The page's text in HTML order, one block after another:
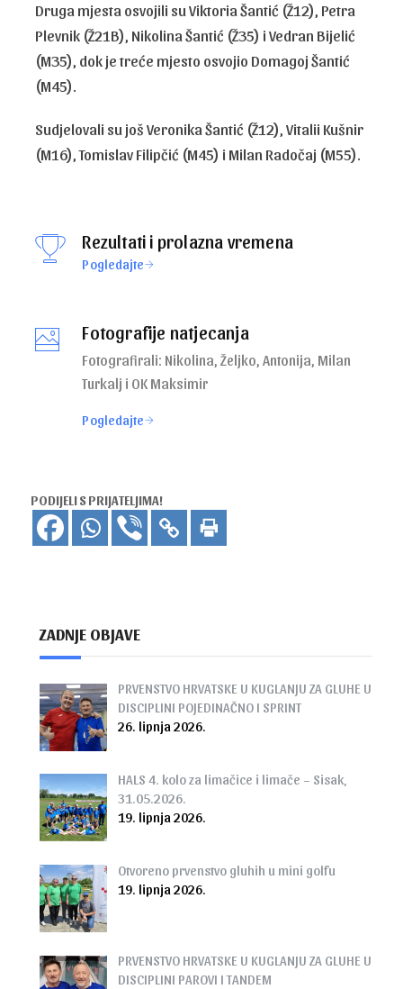
Druga mjesta osvojili su Viktoria Šantić (Ž12), Petra
Plevnik (Ž21B), Nikolina Šantić (Ž35) i Vedran Bijelić
(M35), dok je treće mjesto osvojio Domagoj Šantić
(M45).
Sudjelovali su još Veronika Šantić (Ž12), Vitalii Kušnir
(M16), Tomislav Filipčić (M45) i Milan Radočaj (M55).
Rezultati i prolazna vremena
Pogledajte
Fotografije natjecanja
Fotografirali: Nikolina, Željko, Antonija, Milan
Turkalj i OK Maksimir
Pogledajte
PODIJELI S PRIJATELJIMA!
ZADNJE OBJAVE
PRVENSTVO HRVATSKE U KUGLANJU ZA GLUHE U
DISCIPLINI POJEDINAČNO I SPRINT
26. lipnja 2026.
HALS 4. kolo za limačice i limače – Sisak,
31.05.2026.
19. lipnja 2026.
Otvoreno prvenstvo gluhih u mini golfu
19. lipnja 2026.
PRVENSTVO HRVATSKE U KUGLANJU ZA GLUHE U
DISCIPLINI PAROVI I TANDEM